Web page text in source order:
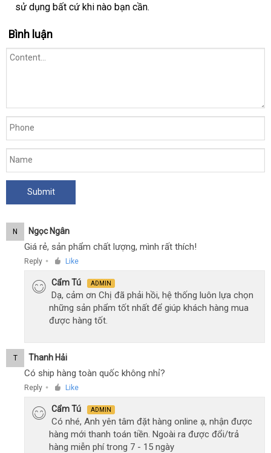
hồi
chuyển
sử dụng giá
bất cứ khi nào bạn cần.
Bình luận
N Ngọc Ngân
Giá rẻ, sản phẩm chất lượng, mình rất thích!
Reply ● Like
Cẩm Tú ADMIN
Dạ, cảm ơn Chị đã phải hồi, hệ thống luôn lựa chọn
những sản phẩm tốt nhất để giúp khách hàng mua
được hàng tốt.
T Thanh Hải
Có ship hàng toàn quốc không nhỉ?
Reply ● Like
Cẩm Tú ADMIN
Có nhé, Anh yên tâm đặt hàng online ạ, nhận được
hàng mới thanh toán tiền. Ngoài ra được đổi/trả
hàng miễn phí trong 7 - 15 ngày